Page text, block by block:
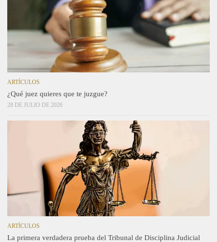
ARTÍCULOS
¿Qué juez quieres que te juzgue?
28 DE JULIO DE 2026
ARTÍCULOS
La primera verdadera prueba del Tribunal de Disciplina Judicial